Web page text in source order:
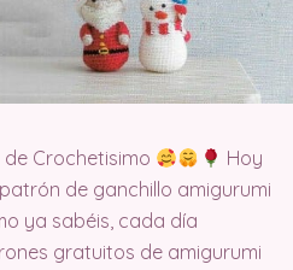
Crochetisimo
Hoy
de ganchillo amigurumi
ya sabéis, cada día
gratuitos de amigurumi